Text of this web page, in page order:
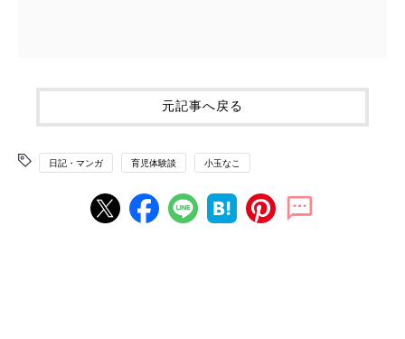
元記事へ戻る
日記・マンガ 育児体験談 小玉なこ